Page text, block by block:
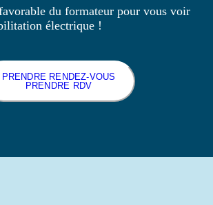
du formateur pour vous voir
électrique !
PRENDRE RENDEZ-VOUS
PRENDRE RDV